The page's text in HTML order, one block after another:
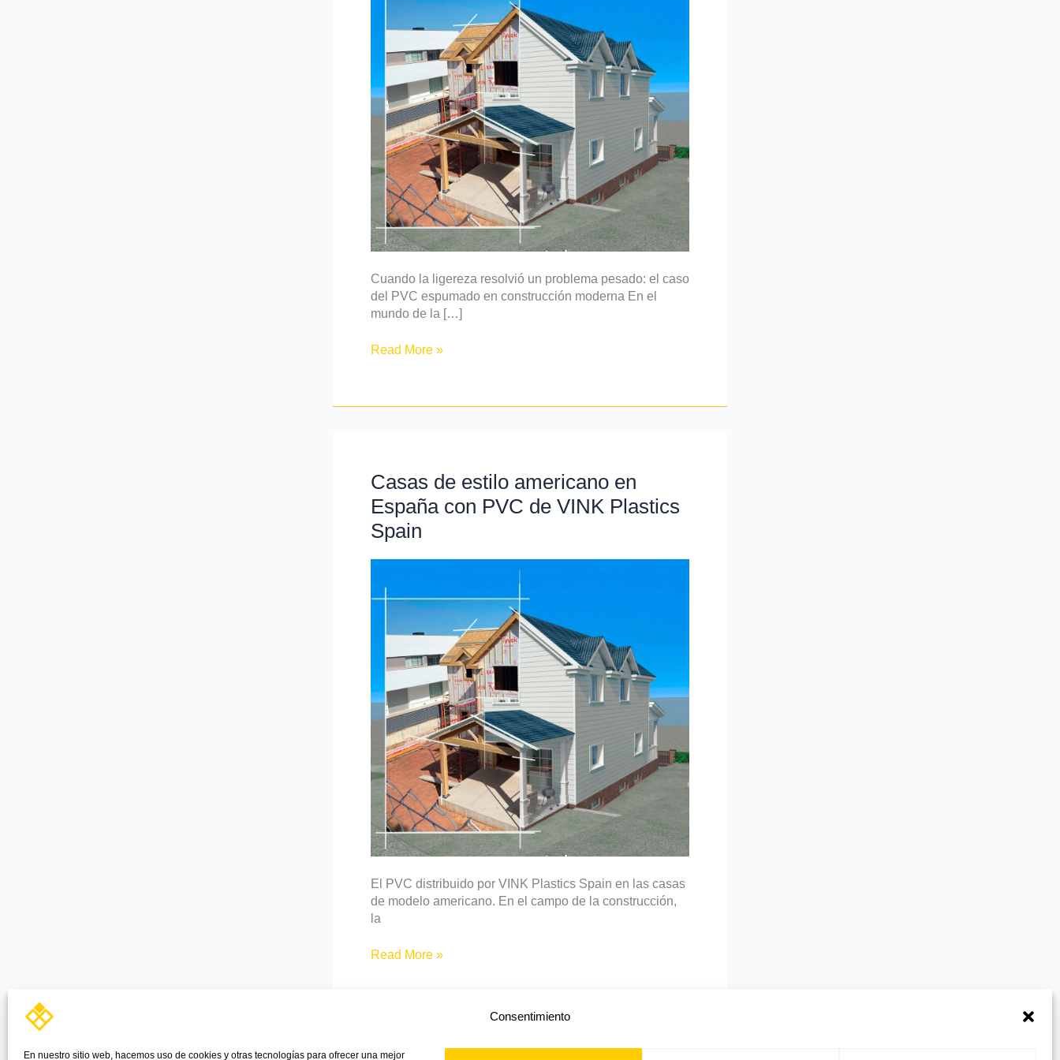
Consentimiento
En nuestro sitio web, hacemos uso de cookies y otras tecnologías para ofrecer una mejor
Cuando la ligereza resolvió un problema pesado: el caso
del PVC espumado en construcción moderna En el
mundo de la […]
construcción
moderna
Read More »
Casas de estilo americano en
España con PVC de VINK Plastics
Spain
El PVC distribuido por VINK Plastics Spain en las casas
de modelo americano. En el campo de la construcción,
la
Casas
estilo
americano
PVC
VINK
Spain
Read More »